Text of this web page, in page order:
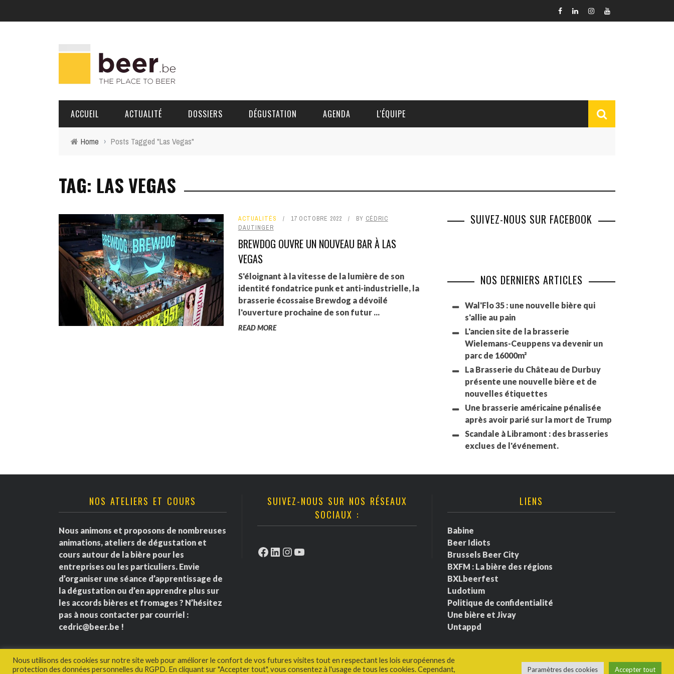
ACCUEIL ACTUALITÉ DOSSIERS DÉGUSTATION AGENDA L'ÉQUIPE
HÉLÈNE SPITAELS
AGALMA PADAW0NE
FLORENCE CONSTANTIN
Home › Posts Tagged "Las Vegas"
TAG: LAS VEGAS
ACTUALITÉS 17 OCTOBRE 2022 BY CÉDRIC
DAUTINGER
BREWDOG OUVRE UN NOUVEAU BAR À LAS
VEGAS
S'éloignant à la vitesse de la lumière de son
identité fondatrice punk et anti-industrielle, la
brasserie écossaise Brewdog a dévoilé
l'ouverture prochaine de son futur ...
READ MORE
SUIVEZ-NOUS SUR FACEBOOK
NOS DERNIERS ARTICLES
Wal'Flo 35 : une nouvelle bière qui
s'allie au pain
L'ancien site de la brasserie
Wielemans-Ceuppens va devenir un
parc de 16000m²
La Brasserie du Château de Durbuy
présente une nouvelle bière et de
nouvelles étiquettes
Une brasserie américaine pénalisée
après avoir parié sur la mort de Trump
Scandale à Libramont : des brasseries
exclues de l'événement.
NOS ATELIERS ET COURS
Nous animons et proposons de nombreuses
animations, ateliers de dégustation et
cours autour de la bière pour les
entreprises ou les particuliers. Envie
d’organiser une séance d’apprentissage de
la dégustation ou d’en apprendre plus sur
les accords bières et fromages ? N’hésitez
pas à nous contacter par courriel :
cedric@beer.be !
SUIVEZ-NOUS SUR NOS RÉSEAUX
SOCIAUX :
Facebook
LinkedIn
Instagram
YouTube
LIENS
Babine
Beer Idiots
Brussels Beer City
BXFM : La bière des régions
BXLbeerfest
Ludotium
Politique de confidentialité
Une bière et Jivay
Untappd
Nous utilisons des cookies sur notre site web pour améliorer le confort de vos futures visites tout en respectant les lois européennes de
protection des données personnelles du RGPD. En cliquant sur "Accepter tout", vous consentez à l'usage de tous les cookies. Cependant,
Paramètres des cookies Accepter tout